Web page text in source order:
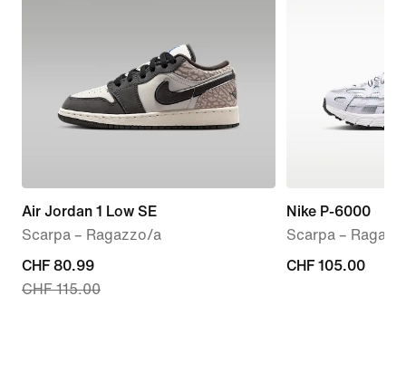
Air Jordan 1 Low SE
Scarpa – Ragazzo/a
current
price
CHF 80.99
CHF 115.00
Nike P-6000
Scarpa –
CHF
CHF 105.00